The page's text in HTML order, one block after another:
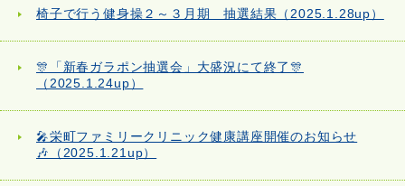
椅子で行う健身操２～３月期 抽選結果（2025.1.28up）
🎊「新春ガラポン抽選会」大盛況にて終了🎊
（2025.1.24up）
🎤栄町ファミリークリニック健康講座開催のお知らせ
🎶（2025.1.21up）